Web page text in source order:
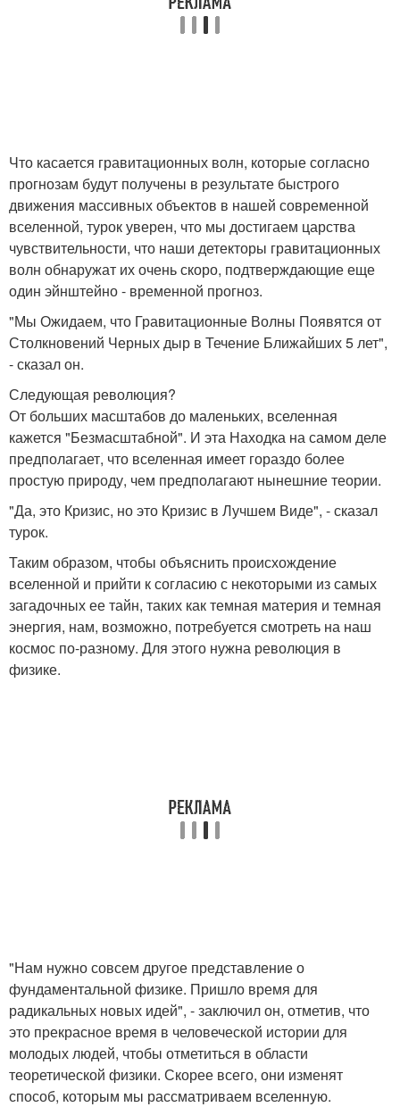
Что касается гравитационных волн, которые согласно
прогнозам будут получены в результате быстрого
движения массивных объектов в нашей современной
вселенной, турок уверен, что мы достигаем царства
чувствительности, что наши детекторы гравитационных
волн обнаружат их очень скоро, подтверждающие еще
один эйнштейно - временной прогноз.
"Мы Ожидаем, что Гравитационные Волны Появятся от
Столкновений Черных дыр в Течение Ближайших 5 лет",
- сказал он.
Следующая революция?
От больших масштабов до маленьких, вселенная
кажется "Безмасштабной". И эта Находка на самом деле
предполагает, что вселенная имеет гораздо более
простую природу, чем предполагают нынешние теории.
"Да, это Кризис, но это Кризис в Лучшем Виде", - сказал
турок.
Таким образом, чтобы объяснить происхождение
вселенной и прийти к согласию с некоторыми из самых
загадочных ее тайн, таких как темная материя и темная
энергия, нам, возможно, потребуется смотреть на наш
космос по-разному. Для этого нужна революция в
физике.
"Нам нужно совсем другое представление о
фундаментальной физике. Пришло время для
радикальных новых идей", - заключил он, отметив, что
это прекрасное время в человеческой истории для
молодых людей, чтобы отметиться в области
теоретической физики. Скорее всего, они изменят
способ, которым мы рассматриваем вселенную.